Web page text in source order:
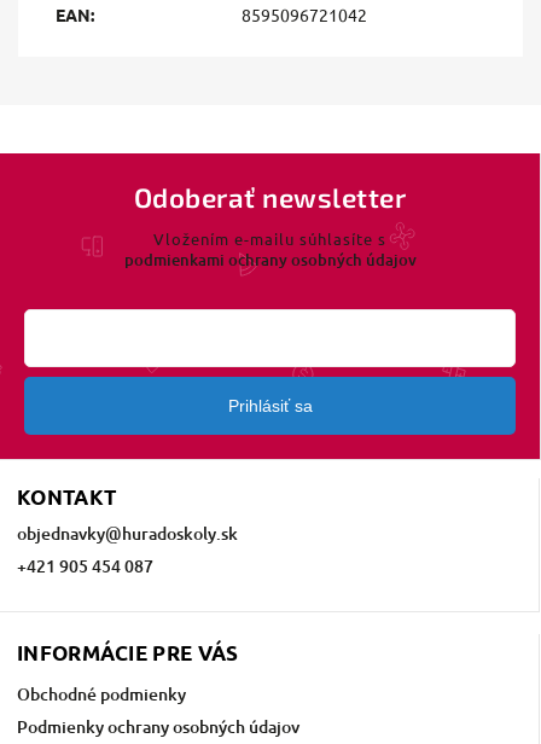
EAN: 8595096721042
KONTAKT
objednavky@huradoskoly.sk
+421 905 454 087
INFORMÁCIE PRE VÁS
Obchodné podmienky
Podmienky ochrany osobných údajov
Odoberať newsletter
Vložením e-mailu súhlasíte s
podmienkami ochrany osobných údajov
Prihlásiť sa